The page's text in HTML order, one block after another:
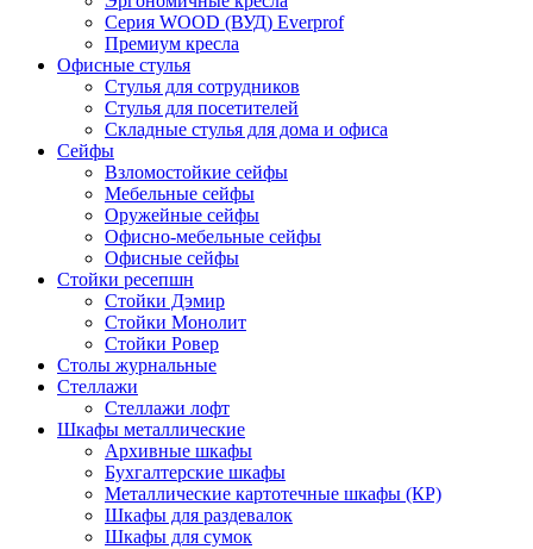
Серия WOOD (ВУД) Everprof
Премиум кресла
Офисные стулья
Стулья для сотрудников
Стулья для посетителей
Складные стулья для дома и офиса
Сейфы
Взломостойкие сейфы
Мебельные сейфы
Оружейные сейфы
Офисно-мебельные сейфы
Офисные сейфы
Стойки ресепшн
Стойки Дэмир
Стойки Монолит
Стойки Ровер
Столы журнальные
Стеллажи
Стеллажи лофт
Шкафы металлические
Архивные шкафы
Бухгалтерские шкафы
Металлические картотечные шкафы (КР)
Шкафы для раздевалок
Шкафы для сумок